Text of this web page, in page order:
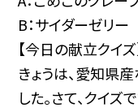
B：サイダーゼリー
【今日の献立クイズ
きょうは、愛知県
した。さて、クイ